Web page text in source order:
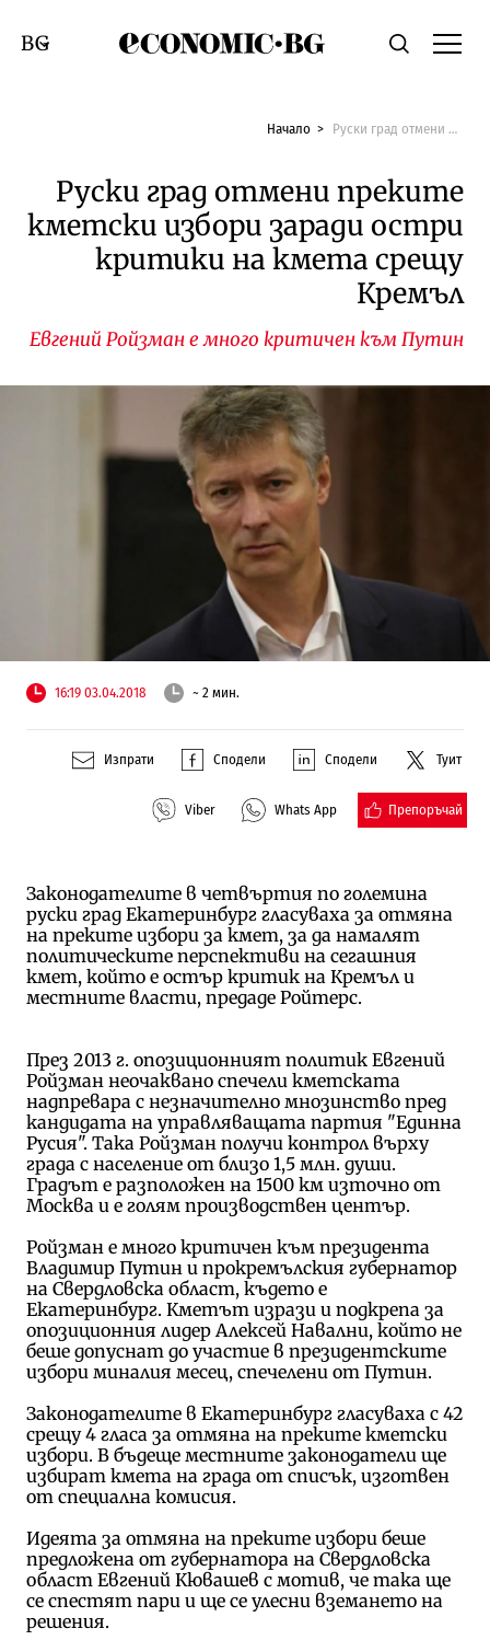
Economic.bgТърсене
Смяна на език
Начало Руски град отмени преките кметски избори заради остри критики на кмета срещу Кремъл
Руски град отмени преките
кметски избори заради остри
критики на кмета срещу
Кремъл
Евгений Ройзман е много критичен към Путин
16:19 03.04.2018 ~ 2 мин.
Изпрати Сподели Сподели Туит
Viber Whats App Препоръчай
Законодателите в четвъртия по големина
руски град Екатеринбург гласуваха за отмяна
на преките избори за кмет, за да намалят
политическите перспективи на сегашния
кмет, който е остър критик на Кремъл и
местните власти, предаде Ройтерс.
През 2013 г. опозиционният политик Евгений
Ройзман неочаквано спечели кметската
надпревара с незначително мнозинство пред
кандидата на управляващата партия "Единна
Русия". Така Ройзман получи контрол върху
града с население от близо 1,5 млн. души.
Градът е разположен на 1500 км източно от
Москва и е голям производствен център.
Ройзман е много критичен към президента
Владимир Путин и прокремълския губернатор
на Свердловска област, където е
Екатеринбург. Кметът изрази и подкрепа за
опозиционния лидер Алексей Навални, който не
беше допуснат до участие в президентските
избори миналия месец, спечелени от Путин.
Законодателите в Екатеринбург гласуваха с 42
срещу 4 гласа за отмяна на преките кметски
избори. В бъдеще местните законодатели ще
избират кмета на града от списък, изготвен
от специална комисия.
Идеята за отмяна на преките избори беше
предложена от губернатора на Свердловска
област Евгений Кювашев с мотив, че така ще
се спестят пари и ще се улесни вземането на
решения.